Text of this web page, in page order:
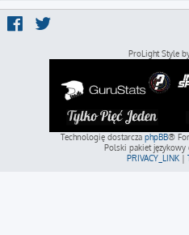
ProLight Style
Technologię dostarcza phpBB®
Polski pakiet językowy
PRIVACY_LINK |